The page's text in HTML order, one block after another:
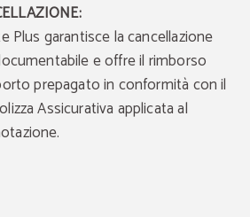
Plus garantisce la cancellazione
e offre il rimborso
prepagato in conformità con il
Assicurativa applicata al